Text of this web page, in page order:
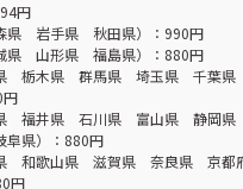
円
県 岩手県 秋田県）：990円
県 山形県 福島県）：880円
県 栃木県 群馬県 埼玉県 千葉
円
県 福井県 石川県 富山県 静岡
県）：880円
県 和歌山県 滋賀県 奈良県 京
円